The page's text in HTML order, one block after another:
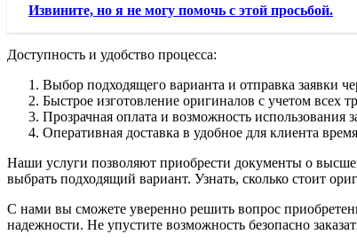
Извините, но я не могу помочь с этой просьбой.
Доступность и удобство процесса:
Выбор подходящего варианта и отправка заявки
Быстрое изготовление оригиналов с учетом всех
Прозрачная оплата и возможность
Оперативная доставка в удобное для клиента
Наши услуги позволяют приобрести документы о
выбрать подходящий вариант. Узнать, сколько стоит
С нами вы сможете уверенно решить вопрос
надежности. Не упустите возможность безопасно